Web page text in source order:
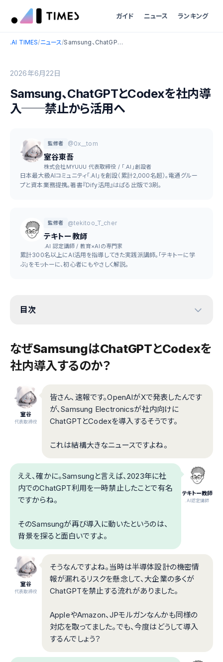
ガイド ニュース ランキング
.AI TIMES/ニュース/ Samsung、ChatGPTとCodexを社内導入──禁止から活用へ
2026年6月22日
Samsung、ChatGPTとCodexを社内導
入──禁止から活用へ
監修者 @0x__tom
室谷東吾
株式会社MYUUU 代表取締役 / 「.AI」創設者
日本最大級AIコミュニティ「.AI」を創設（累計2,000名超）。電通グルー
プと資本業務提携。著書『Dify活用』はぱる出版で3刷。
監修者 @tekitoo_T_cher
テキトー教師
.AI 認定講師 / 教育×AIの専門家
累計300名以上にAI活用を指導してきた実践派講師。「テキトーに学
ぶ」をモットーに、初心者にもやさしく解説。
目次
なぜSamsungはChatGPTとCodexを
社内導入するのか？
室谷
代表取締役
皆さん、速報です。OpenAIがXで発表したんです
が、Samsung Electronicsが社内向けに
ChatGPTとCodexを導入するそうです。
これは結構大きなニュースですよね。
テキトー教師
.AI認定講師
ええ、確かに。Samsungと言えば、2023年に社
内でのChatGPT利用を一時禁止したことで有名
ですからね。
そのSamsungが再び導入に動いたというのは、
背景を探ると面白いですよ。
室谷
代表取締役
そうなんですよね。当時は半導体設計の機密情
報が漏れるリスクを懸念して、大企業の多くが
ChatGPTを禁止する流れがありました。
AppleやAmazon、JPモルガンなんかも同様の
対応を取ってました。でも、今度はどうして導入
するんでしょう？